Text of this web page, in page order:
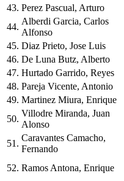
43. Perez Pascual, Arturo
44.
Alberdi Garcia, Carlos
Alfonso
45. Diaz Prieto, Jose Luis
46. De Luna Butz, Alberto
47. Hurtado Garrido, Reyes
48. Pareja Vicente, Antonio
49. Martinez Miura, Enrique
50.
Villodre Miranda, Juan
Alonso
51.
Caravantes Camacho,
Fernando
52. Ramos Antona, Enrique